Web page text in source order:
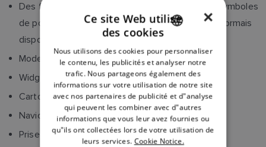
Des fonds et papiers peints personnalisés ; les symboles
de poissons et les alarmes de poissons sont désormais
disponibles sur les CP370, CP470 et CP570
Mode alarme de mouillage avancé
Widget de données d'écran d'accueil
Cartographie des poissons SiriusXM
Navionics AutoRouting et ombrage des reliefs
Prise en charge des cartes matricielles Imray
FRENCH
DANISH
ITALIAN
SWEDISH
GERMAN
×
Ce site Web utilise
des cookies
Nous utilisons des cookies pour personnaliser
le contenu, les publicités et analyser notre
trafic. Nous partageons également des
informations sur votre utilisation de notre site
avec nos partenaires de publicité et d"analyse
qui peuvent les combiner avec d"autres
informations que vous leur avez fournies ou
qu"ils ont collectées lors de votre utilisation de
leurs services. Cookie Notice.